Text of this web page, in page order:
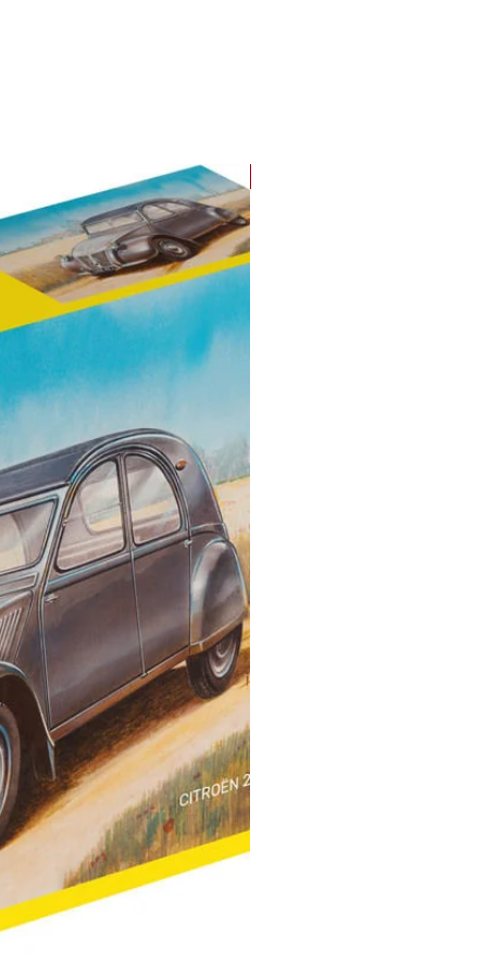
Windschutzscheibe, das
Verdeck, die Steckscheiben
Schalensitze, die zur sportlichen
Speedster beitrugen.